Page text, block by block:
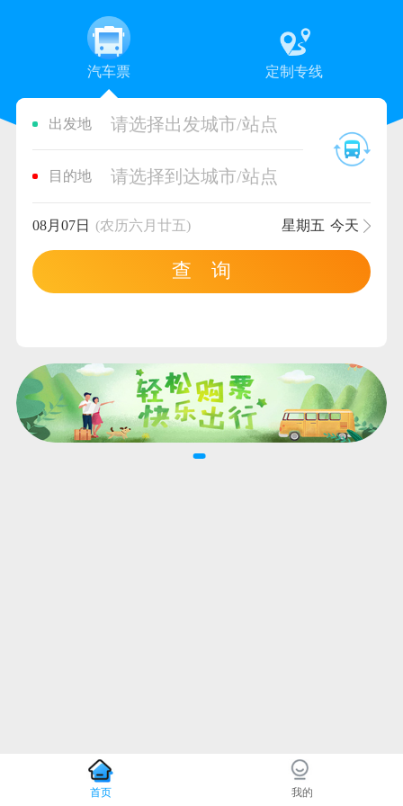
汽车票 定制专线
出发地 请选择出发城市/站点
目的地 请选择到达城市/站点
08月07日 (农历六月廿五) 星期五 今天
查 询
首页 我的